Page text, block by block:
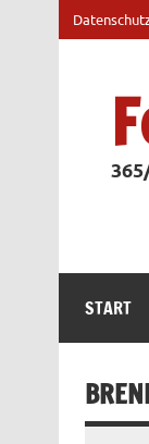
springen
START